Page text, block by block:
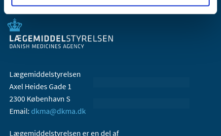
Lægemiddelstyrelsen
Axel Heides Gade 1
2300 København S
Email: dkma@dkma.dk
Lægemiddelstyrelsen er en del af